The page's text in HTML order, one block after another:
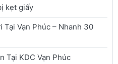
kẹt giấy
Tại Vạn Phúc – Nhanh 30
Tại KDC Vạn Phúc